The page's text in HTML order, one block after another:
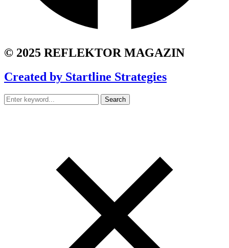
© 2025 REFLEKTOR MAGAZIN
Created by Startline Strategies
Search